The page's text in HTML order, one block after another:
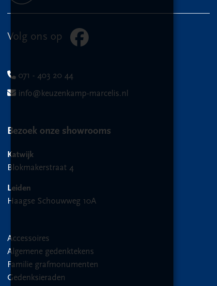
Volg ons op
071 - 403 20 44
info@keuzenkamp-marcelis.nl
Bezoek onze showrooms
Katwijk
Blokmakerstraat 4
Leiden
Haagse Schouwweg 10A
Accessoires
Algemene gedenktekens
Familie grafmonumenten
Gedenksieraden